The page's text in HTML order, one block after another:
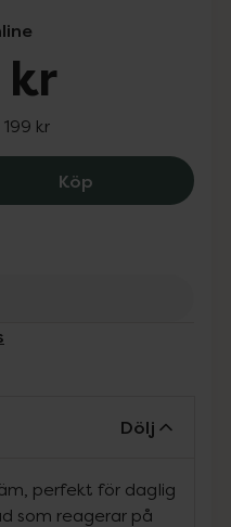
kr
199 kr
KöpKlairs Daily
Dölj
perfekt för daglig
som reagerar på